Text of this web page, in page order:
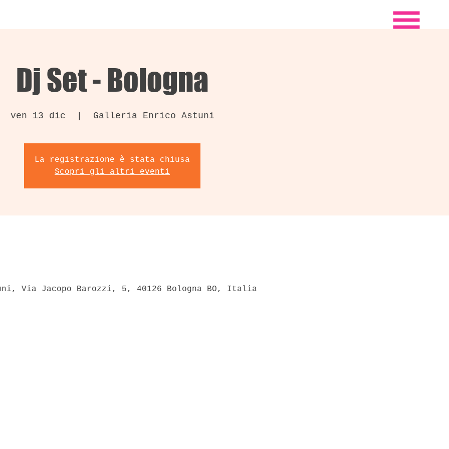
Dj Set - Bologna
ven 13 dic Galleria Enrico Astuni
La registrazione è stata chiusa
Scopri gli altri eventi
Via Jacopo Barozzi, 5, 40126 Bologna BO, Italia